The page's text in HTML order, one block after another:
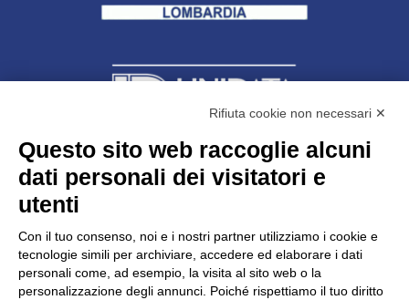
Unidata s.r.lcon unico socio
Largo dell’Artigianato, 1 - 23100 Sondrio
C.F. 00481790145 - N.REA SO-36426
PEC: unidata.sondrio@legalmail.it
Cap. soc. euro 100.000,00 i.v.
Rifiuta cookie non necessari ✕
Questo sito web raccoglie alcuni
dati personali dei visitatori e
utenti
Con il tuo consenso, noi e i nostri partner utilizziamo i cookie e
tecnologie simili per archiviare, accedere ed elaborare i dati
personali come, ad esempio, la visita al sito web o la
personalizzazione degli annunci. Poiché rispettiamo il tuo diritto